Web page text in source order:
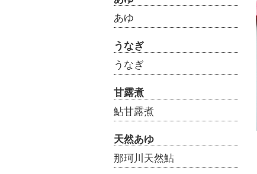
あゆ
うなぎ
うなぎ
甘露煮
鮎甘露煮
天然あゆ
那珂川天然鮎